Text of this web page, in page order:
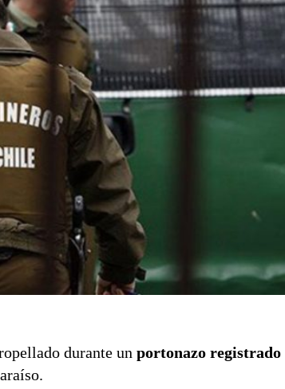
durante un portonazo registrado